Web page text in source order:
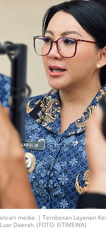
media. | Terobosan Layanan
Daerah. (FOTO: ISTIMEWA)